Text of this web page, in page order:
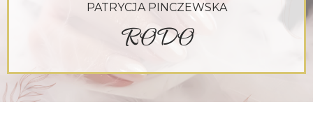
PATRYCJA PINCZEWSKA
RODO